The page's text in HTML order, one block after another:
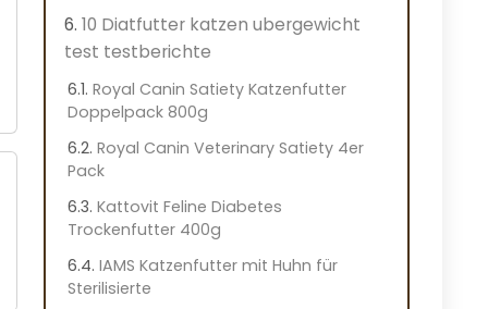
10 Diatfutter katzen ubergewicht
test testberichte
Royal Canin Satiety Katzenfutter
Doppelpack 800g
Royal Canin Veterinary Satiety 4er
Pack
Kattovit Feline Diabetes
Trockenfutter 400g
IAMS Katzenfutter mit Huhn für
Sterilisierte